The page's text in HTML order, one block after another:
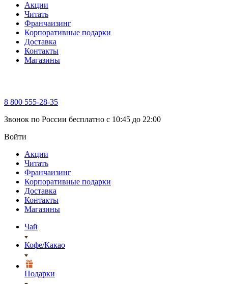
Акции
Читать
Франчаизинг
Корпоративные подарки
Доставка
Контакты
Магазины
8 800 555-28-35
Звонок по России бесплатно c 10:45 до 22:00
Войти
Акции
Читать
Франчаизинг
Корпоративные подарки
Доставка
Контакты
Магазины
Чай
Кофе/Какао
Подарки